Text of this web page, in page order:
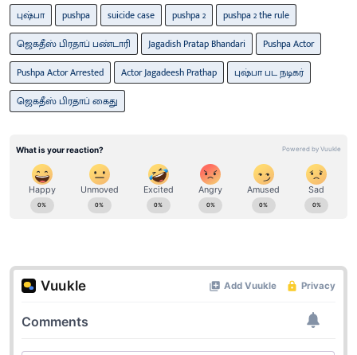
புஷ்பா
pushpa suicide case pushpa 2
pushpa 2 the rule
ஜெகதீஸ் பிரதாப் பண்டாரி
Jagadish Pratap Bhandari
Pushpa Actor
Pushpa Actor Arrested
Actor Jagadeesh Prathap
புஷ்பா பட நடிகர்
ஜெகதீஸ் பிரதாப் கைது